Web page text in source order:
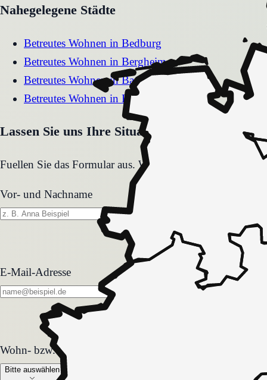
Nahegelegene Städte
Betreutes Wohnen in Bedburg
Betreutes Wohnen in Bergheim
Betreutes WohneninBarntrup
Betreutes Wohnen in Balve
Lassen Sie uns Ihre Situation gemeinsam
Fuellen Sie das Formular aus. Wir melden uns zeitnah
Vor- und Nachname
E-Mail-Adresse
Wohn- bzw. Pflegeform
Wohn- bzw. Pflegeform
Bitte auswählen